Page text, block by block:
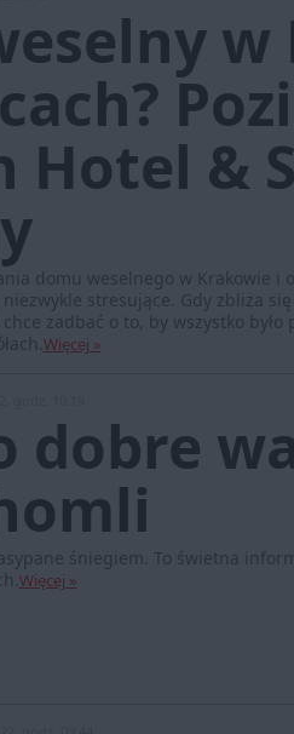
Hotel &
domu weselnego w Krakowie i
stresujące. Gdy zbliża
chce zadbać o to, by wszystko
Więcej »
dobre
śniegiem. To świetna
Więcej »